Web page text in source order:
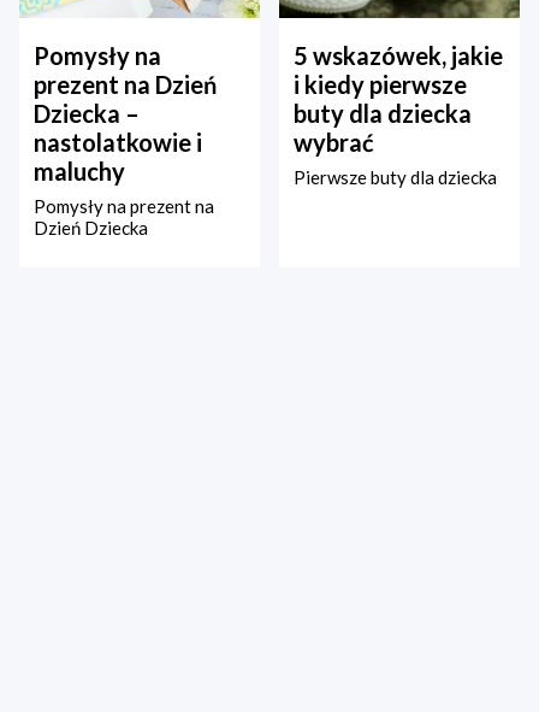
Pomysły na
prezent na Dzień
Dziecka –
nastolatkowie i
maluchy
Pomysły na prezent na
Dzień Dziecka
5 wskazówek, jakie
i kiedy pierwsze
buty dla dziecka
wybrać
Pierwsze buty dla dziecka